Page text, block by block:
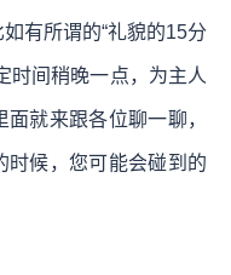
有所谓的“礼貌的15分
时间稍晚一点，为主人
就来跟各位聊一聊，
时候，您可能会碰到的